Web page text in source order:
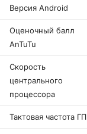
Версия Android
Оценочный балл
AnTuTu
Скорость
центрального
процессора
Тактовая частота ГП